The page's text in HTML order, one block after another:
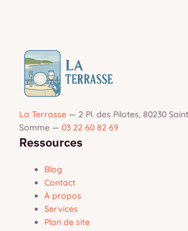
La Terrasse — 2 Pl. des Pilotes, 80230
Somme — 03 22 60 82 69
Ressources
Blog
Contact
À propos
Services
Plan de site